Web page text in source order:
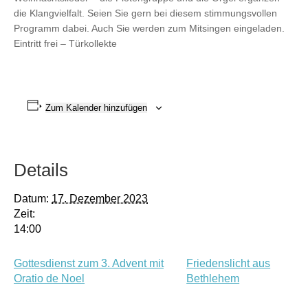
die Klangvielfalt. Seien Sie gern bei diesem stimmungsvollen
Programm dabei. Auch Sie werden zum Mitsingen eingeladen.
Eintritt frei – Türkollekte
Zum Kalender hinzufügen
Details
Datum: 17. Dezember 2023
Zeit:
14:00
Gottesdienst zum 3. Advent mit
Oratio de Noel
Friedenslicht aus
Bethlehem